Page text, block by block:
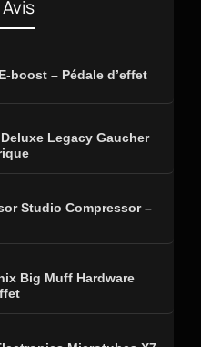
boost – Pédale d’effet
Legacy Gaucher
Studio Compressor –
Big Muff Hardware